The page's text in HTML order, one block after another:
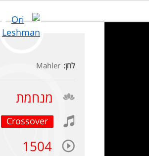
לחן: Mahler
מנחמת
Crossover
1504